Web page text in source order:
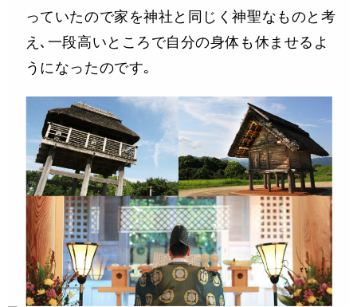
っていたので家を神社と同じく神聖なものと考
え､一段高いところで自分の身体も休ませるよ
うになったのです｡